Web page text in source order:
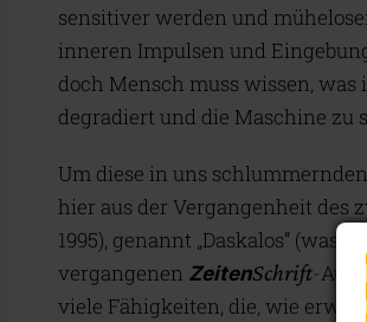
sensitiver werden und
inneren Impulsen und
doch Mensch muss wissen,
degradiert und die Maschine zu
Um diese in uns
hier aus der Vergangenheit des
1995), genannt „Daskalos“ (was
vergangenen ZeitenSchrift-
viele Fähigkeiten, die, wie